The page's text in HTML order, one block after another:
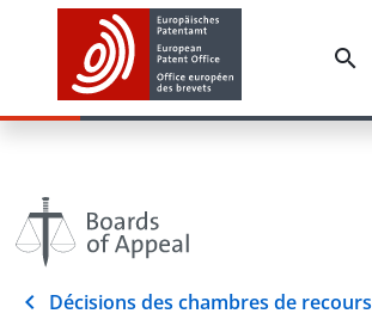
Décisions des chambres de recours